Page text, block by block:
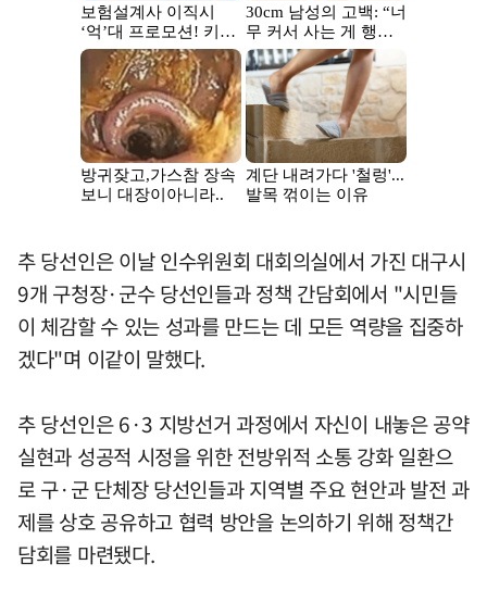
추 당선인은 이날 인수위원회 대회의실에서 가진 대구시
9개 구청장·군수 당선인들과 정책 간담회에서 "시민들
이 체감할 수 있는 성과를 만드는 데 모든 역량을 집중하
겠다"며 이같이 말했다.
추 당선인은 6·3 지방선거 과정에서 자신이 내놓은 공약
실현과 성공적 시정을 위한 전방위적 소통 강화 일환으
로 구·군 단체장 당선인들과 지역별 주요 현안과 발전 과
제를 상호 공유하고 협력 방안을 논의하기 위해 정책간
담회를 마련됐다.